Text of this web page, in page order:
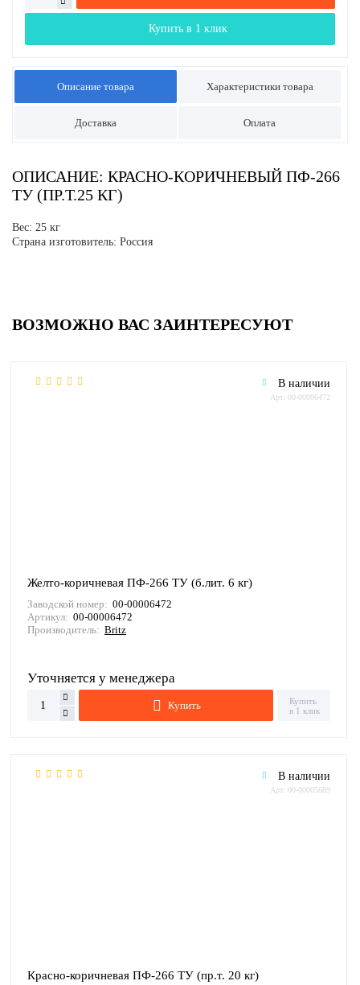
Купить в 1 клик
Описание товара Характеристики товара
Доставка Оплата
ОПИСАНИЕ: КРАСНО-КОРИЧНЕВЫЙ ПФ-266
ТУ (ПР.Т.25 КГ)
Вес: 25 кг
Страна изготовитель: Россия
ВОЗМОЖНО ВАС ЗАИНТЕРЕСУЮТ
В наличии
Арт: 00-00006472
Желто-коричневая ПФ-266 ТУ (б.лит. 6 кг)
Заводской номер: 00-00006472
Артикул: 00-00006472
Производитель: Britz
Уточняется у менеджера
Купить
Купить
в 1 клик
В наличии
Арт: 00-00005689
Красно-коричневая ПФ-266 ТУ (пр.т. 20 кг)